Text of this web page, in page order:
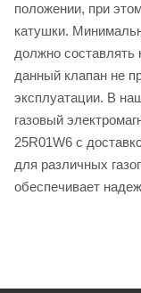
положении, при
катушки.
должно
данный клапан не
эксплуатации. В
газовый
25R01W6 с
для различных
обеспечивает